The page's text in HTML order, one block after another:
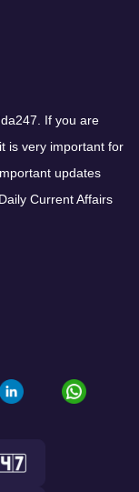
If you are
is very important for
updates
Current Affairs